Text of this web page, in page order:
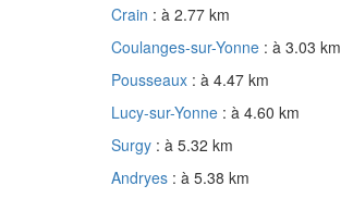
Crain : à 2.77 km
Coulanges-sur-Yonne : à 3.03 km
Pousseaux : à 4.47 km
Lucy-sur-Yonne : à 4.60 km
Surgy : à 5.32 km
Andryes : à 5.38 km